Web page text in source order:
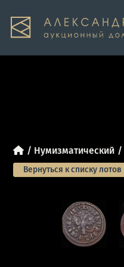
Нумизматический
Вернуться к списку лотов